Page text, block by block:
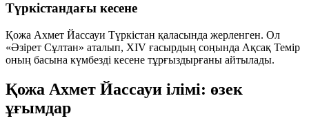
Түркістандағы кесене
Қожа Ахмет Йассауи Түркістан қаласында жерленген. Ол
«Әзірет Сұлтан» аталып, XIV ғасырдың соңында Ақсақ Темір
оның басына күмбезді кесене тұрғыздырғаны айтылады.
Қожа Ахмет Йассауи ілімі: өзек
ұғымдар